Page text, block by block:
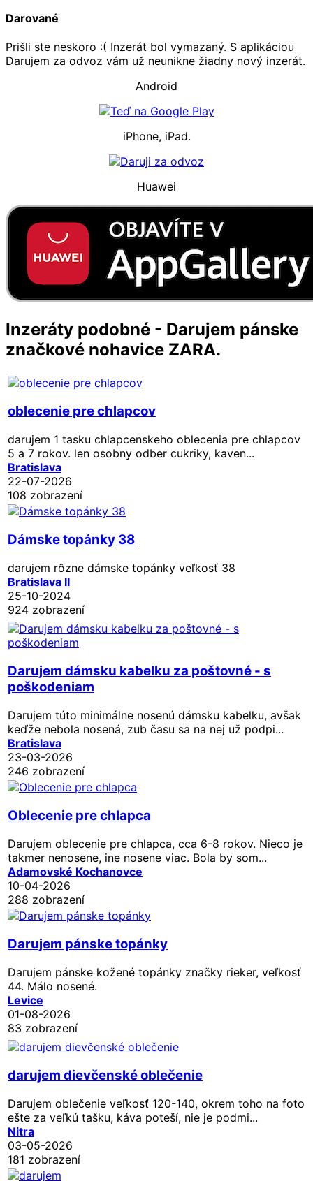
Darované
Prišli ste neskoro :( Inzerát bol vymazaný. S aplikáciou
Darujem za odvoz vám už neunikne žiadny nový inzerát.
Android
iPhone, iPad.
Huawei
Inzeráty podobné - Darujem pánske
značkové nohavice ZARA.
oblecenie pre chlapcov
darujem 1 tasku chlapcenskeho oblecenia pre chlapcov
5 a 7 rokov. len osobny odber cukriky, kaven...
Bratislava
22-07-2026
108 zobrazení
Dámske topánky 38
darujem rôzne dámske topánky veľkosť 38
Bratislava II
25-10-2024
924 zobrazení
Darujem dámsku kabelku za poštovné - s
poškodeniam
Darujem túto minimálne nosenú dámsku kabelku, avšak
keďže nebola nosená, zub času sa na nej už podpi...
Bratislava
23-03-2026
246 zobrazení
Oblecenie pre chlapca
Darujem oblecenie pre chlapca, cca 6-8 rokov. Nieco je
takmer nenosene, ine nosene viac. Bola by som...
Adamovské Kochanovce
10-04-2026
288 zobrazení
Darujem pánske topánky
Darujem pánske kožené topánky značky rieker, veľkosť
44. Málo nosené.
Levice
01-08-2026
83 zobrazení
darujem dievčenské oblečenie
Darujem oblečenie veľkosť 120-140, okrem toho na foto
ešte za veľkú tašku, káva poteší, nie je podmi...
Nitra
03-05-2026
181 zobrazení